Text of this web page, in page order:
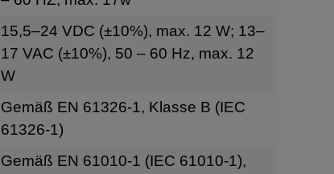
15,5–24 VDC (±10%), max. 12 W; 13–
17 VAC (±10%), 50 – 60 Hz, max. 12
W
Gemäß EN 61326-1, Klasse B (IEC
61326-1)
Gemäß EN 61010-1 (IEC 61010-1),